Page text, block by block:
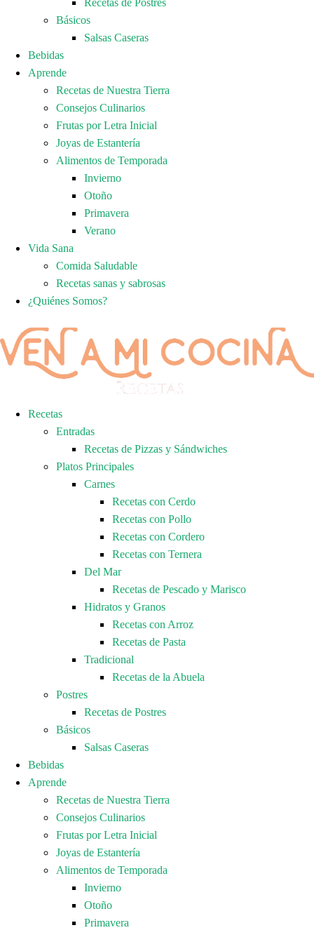
Recetas de Postres
Básicos
Salsas Caseras
Bebidas
Aprende
Recetas de Nuestra Tierra
Consejos Culinarios
Frutas por Letra Inicial
Joyas de Estantería
Alimentos de Temporada
Invierno
Otoño
Primavera
Verano
Vida Sana
Comida Saludable
Recetas sanas y sabrosas
¿Quiénes Somos?
Recetas
Entradas
Recetas de Pizzas y Sándwiches
Platos Principales
Carnes
Recetas con Cerdo
Recetas con Pollo
Recetas con Cordero
Recetas con Ternera
Del Mar
Recetas de Pescado y Marisco
Hidratos y Granos
Recetas con Arroz
Recetas de Pasta
Tradicional
Recetas de la Abuela
Postres
Recetas de Postres
Básicos
Salsas Caseras
Bebidas
Aprende
Recetas de Nuestra Tierra
Consejos Culinarios
Frutas por Letra Inicial
Joyas de Estantería
Alimentos de Temporada
Invierno
Otoño
Primavera